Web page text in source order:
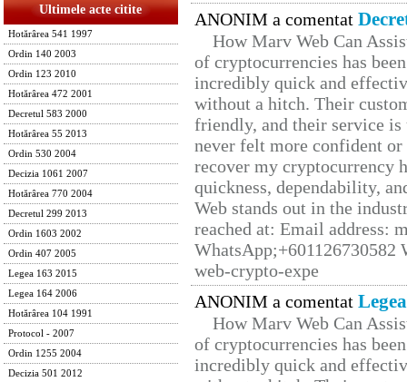
Ultimele acte citite
Hotărârea 541 1997
Ordin 140 2003
Ordin 123 2010
Hotărârea 472 2001
Decretul 583 2000
Hotărârea 55 2013
Ordin 530 2004
Decizia 1061 2007
Hotărârea 770 2004
Decretul 299 2013
Ordin 1603 2002
Ordin 407 2005
Legea 163 2015
Legea 164 2006
Hotărârea 104 1991
Protocol - 2007
Ordin 1255 2004
Decizia 501 2012
ANONIM a comentat
How Marv Web Can
of cryptocurrencies has
incredibly quick and
without a hitch. Their
friendly, and their service
never felt more confident
recover my cryptocurrency
quickness, dependability,
Web stands out in the
reached at: Email address:
web-crypto-expe
ANONIM a comentat
How Marv Web Can
of cryptocurrencies has
incredibly quick and